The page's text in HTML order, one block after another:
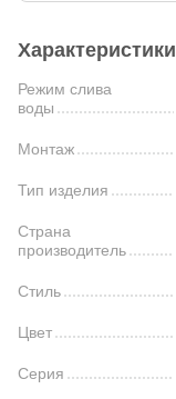
Характеристики
Режим слива
воды
Монтаж
Тип изделия
Страна
производитель
Стиль
Цвет
Серия